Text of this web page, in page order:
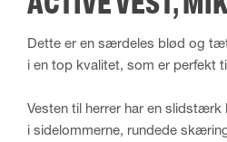
Dette er en særdeles blød og
i en top kvalitet, som er perfekt
Vesten til herrer har en slidstærk
i sidelommerne, rundede